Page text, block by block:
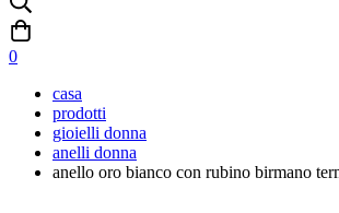
0
casa
prodotti
gioielli donna
anelli donna
anello oro bianco con rubino birmano